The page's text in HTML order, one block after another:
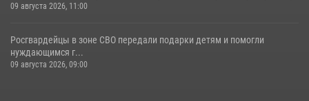
09 августа 2026, 11:00
Росгвардейцы в зоне СВО передали подарки детям и помогли
нуждающимся г...
09 августа 2026, 09:00